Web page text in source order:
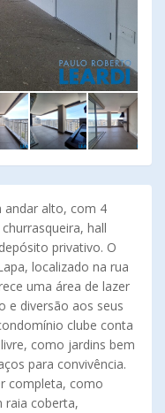
andar alto, com 4
hall
privativo. O
localizado na rua
uma área de lazer
e diversão aos seus
clube conta
como jardins bem
para convivência.
completa, como
raia coberta,